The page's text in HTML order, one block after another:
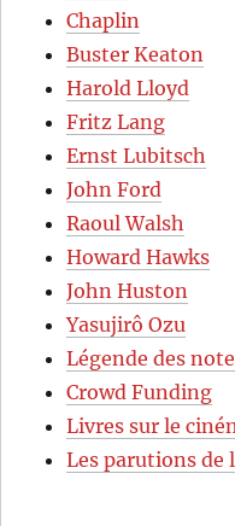
Chaplin
Buster Keaton
Harold Lloyd
Fritz Lang
Ernst Lubitsch
John Ford
Raoul Walsh
Howard Hawks
John Huston
Yasujirô Ozu
Légende des
Crowd Funding
Livres sur le
Les parutions de